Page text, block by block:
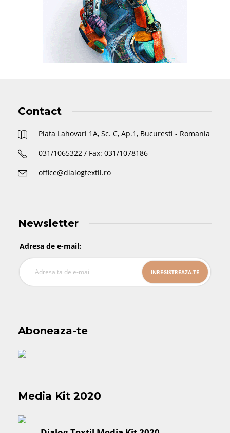
Contact
Piata Lahovari 1A, Sc. C, Ap.1, Bucuresti - Romania
031/1065322 / Fax: 031/1078186
office@dialogtextil.ro
Newsletter
Adresa de e-mail:
Aboneaza-te
Media Kit 2020